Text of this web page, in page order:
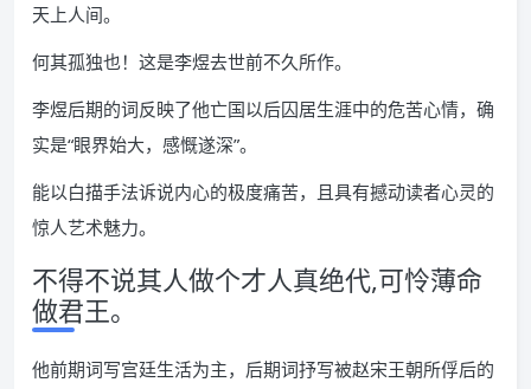
天上人间。
何其孤独也！这是李煜去世前不久所作。
李煜后期的词反映了他亡国以后囚居生涯中的危苦心情，确
实是“眼界始大，感慨遂深”。
能以白描手法诉说内心的极度痛苦，且具有撼动读者心灵的
惊人艺术魅力。
不得不说其人做个才人真绝代,可怜薄命
做君王。
他前期词写宫廷生活为主，后期词抒写被赵宋王朝所俘后的